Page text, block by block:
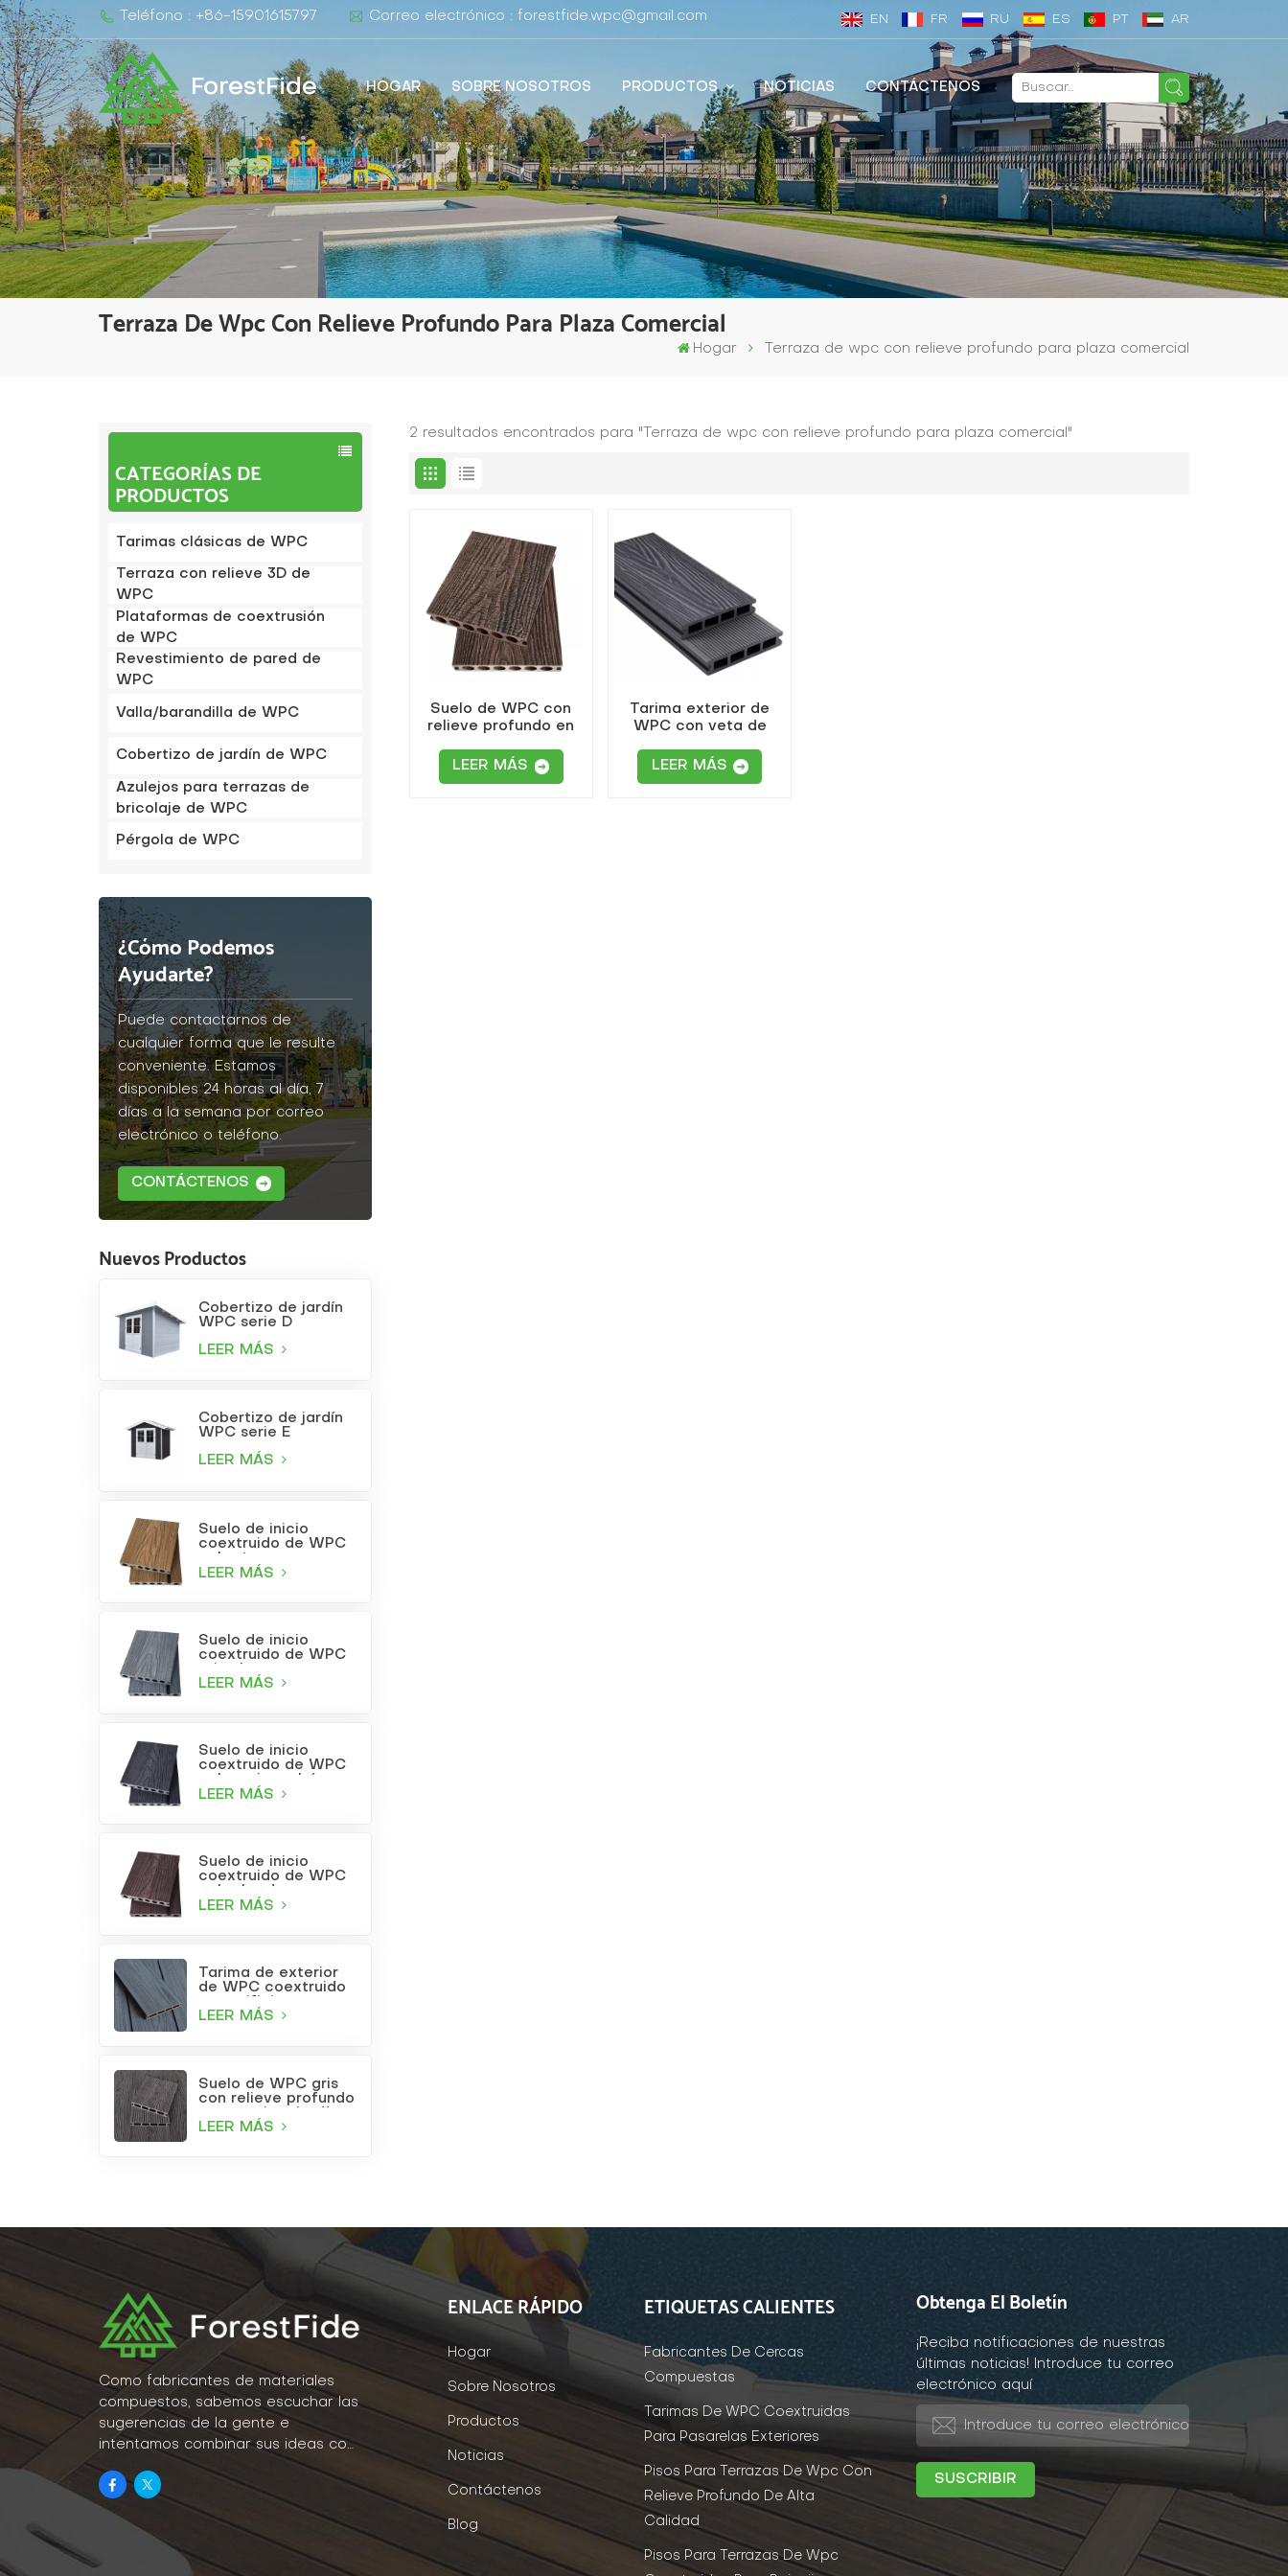
Teléfono : +86-15901615797 Correo electrónico : forestfide.wpc@gmail.com EN FR RU ES PT AR
ForestFide HOGAR SOBRE NOSOTROS PRODUCTOS NOTICIAS CONTÁCTENOS
Terraza De Wpc Con Relieve Profundo Para Plaza Comercial
Hogar Terraza de wpc con relieve profundo para plaza comercial
CATEGORÍAS DE
PRODUCTOS
Tarimas clásicas de WPC
Terraza con relieve 3D de
WPC
Plataformas de coextrusión
de WPC
Revestimiento de pared de
WPC
Valla/barandilla de WPC
Cobertizo de jardín de WPC
Azulejos para terrazas de
bricolaje de WPC
Pérgola de WPC
¿Cómo Podemos
Ayudarte?
Puede contactarnos de
cualquier forma que le resulte
conveniente. Estamos
disponibles 24 horas al día, 7
días a la semana por correo
electrónico o teléfono.
CONTÁCTENOS
Nuevos Productos
Cobertizo de jardín
WPC serie D
LEER MÁS
Cobertizo de jardín
WPC serie E
LEER MÁS
Suelo de inicio
coextruido de WPC
LEER MÁS
Suelo de inicio
coextruido de WPC
LEER MÁS
Suelo de inicio
coextruido de WPC
LEER MÁS
Suelo de inicio
coextruido de WPC
LEER MÁS
Tarima de exterior
de WPC coextruido
cuadrados, color gris
LEER MÁS
Suelo de WPC gris
con relieve profundo
LEER MÁS
2 resultados encontrados para "Terraza de wpc con relieve profundo para plaza comercial"
Suelo de WPC con
relieve profundo en
negro.
LEER MÁS
Tarima exterior de
WPC con veta de
compuesta
LEER MÁS
Como fabricantes de materiales
compuestos, sabemos escuchar las
sugerencias de la gente e
intentamos combinar sus ideas con
la realidad como parte de nuestro
estilo de vida.
ENLACE RÁPIDO
Hogar
Sobre Nosotros
Productos
Noticias
Contáctenos
Blog
ETIQUETAS CALIENTES
Fabricantes De Cercas
Compuestas
Tarimas De WPC Coextruidas
Para Pasarelas Exteriores
Pisos Para Terrazas De Wpc Con
Relieve Profundo De Alta
Calidad
Pisos Para Terrazas De Wpc
Obtenga El Boletín
¡Reciba notificaciones de nuestras
últimas noticias! Introduce tu correo
electrónico aquí